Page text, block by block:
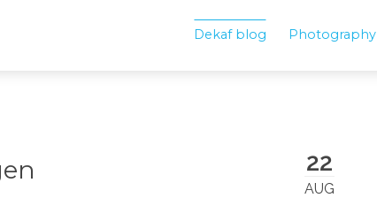
Dekaf blog Photography
22
AUG